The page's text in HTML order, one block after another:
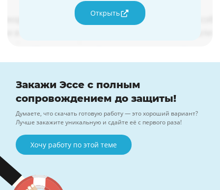
Открыть
Закажи Эссе с полным
сопровождением до защиты!
Думаете, что скачать готовую работу — это хороший вариант?
Лучше закажите уникальную и сдайте её с первого раза!
Хочу работу по этой теме